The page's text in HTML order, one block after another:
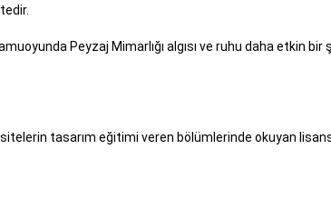
Peyzaj Mimarlığı algısı ve ruhu daha etkin bir
tasarım eğitimi veren bölümlerinde okuyan